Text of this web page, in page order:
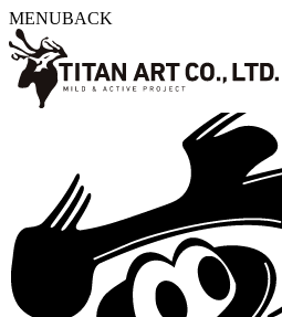
MENUBACK